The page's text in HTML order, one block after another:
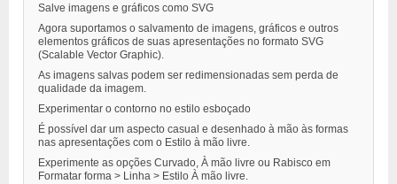
Salve imagens e gráficos como SVG
Agora suportamos o salvamento de imagens, gráficos e outros
elementos gráficos de suas apresentações no formato SVG
(Scalable Vector Graphic).
As imagens salvas podem ser redimensionadas sem perda de
qualidade da imagem.
Experimentar o contorno no estilo esboçado
É possível dar um aspecto casual e desenhado à mão às formas
nas apresentações com o Estilo à mão livre.
Experimente as opções Curvado, À mão livre ou Rabisco em
Formatar forma > Linha > Estilo À mão livre.